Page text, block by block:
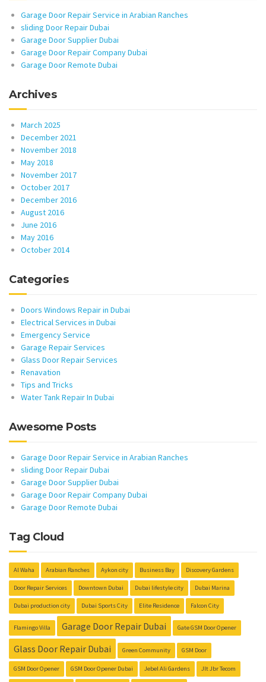
Garage Door Repair Service in Arabian Ranches
sliding Door Repair Dubai
Garage Door Supplier Dubai
Garage Door Repair Company Dubai
Garage Door Remote Dubai
Archives
March 2025
December 2021
November 2018
May 2018
November 2017
October 2017
December 2016
August 2016
June 2016
May 2016
October 2014
Categories
Doors Windows Repair in Dubai
Electrical Services in Dubai
Emergency Service
Garage Repair Services
Glass Door Repair Services
Renavation
Tips and Tricks
Water Tank Repair In Dubai
Awesome Posts
Garage Door Repair Service in Arabian Ranches
sliding Door Repair Dubai
Garage Door Supplier Dubai
Garage Door Repair Company Dubai
Garage Door Remote Dubai
Tag Cloud
Al Waha Arabian Ranches Aykon city Business Bay Discovery Gardens
Door Repair Services Downtown Dubai Dubai lifestyle city Dubai Marina
Dubai production city Dubai Sports City Elite Residence Falcon City
Flamingo Villa Garage Door Repair Dubai Gate GSM Door Opener
Glass Door Repair Dubai Green Community GSM Door
GSM Door Opener GSM Door Opener Dubai Jebel Ali Gardens Jlt Jbr Tecom